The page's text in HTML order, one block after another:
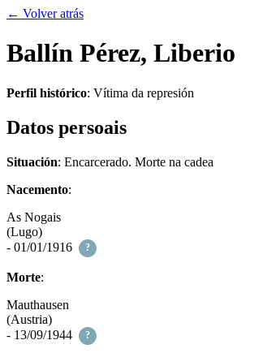
← Volver atrás
Ballín Pérez, Liberio
Perfil histórico: Vítima da represión
Datos persoais
Situación: Encarcerado. Morte na cadea
Nacemento:
As Nogais
(Lugo)
- 01/01/1916
?
Morte:
Mauthausen
(Austria)
- 13/09/1944
?